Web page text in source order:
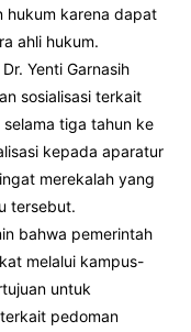
hukum karena dapat
ahli hukum.
Yenti Garnasih
sosialisasi terkait
selama tiga tahun ke
kepada aparatur
merekalah yang
tersebut.
bahwa pemerintah
melalui kampus-
untuk
pedoman